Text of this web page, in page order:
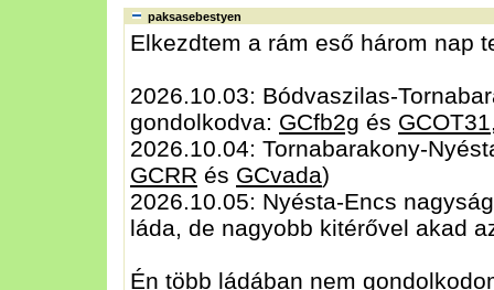
paksasebestyen
Elkezdtem a rám eső három nap
2026.10.03: Bódvaszilas-
gondolkodva: GCfb2g és GCOT31
2026.10.04: Tornabarakony-
GCRR és GCvada)
2026.10.05: Nyésta-Encs
láda, de nagyobb kitérővel akad
Én több ládában nem